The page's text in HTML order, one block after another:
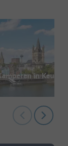
in Keulen